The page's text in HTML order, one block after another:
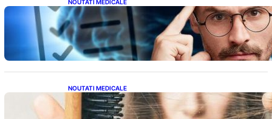
NOUTATI MEDICALE
Inteligența dincolo de note: Semnele unui IQ
ridicat care nu țin de școală
NOUTATI MEDICALE
Semnele unei deficiențe de proteine:
Impactul asupra sănătății tale